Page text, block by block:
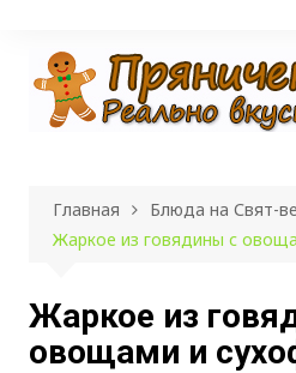
содержимому
Главная
Блюда на Свят-
Жаркое из говядины с
Жаркое из
овощами и